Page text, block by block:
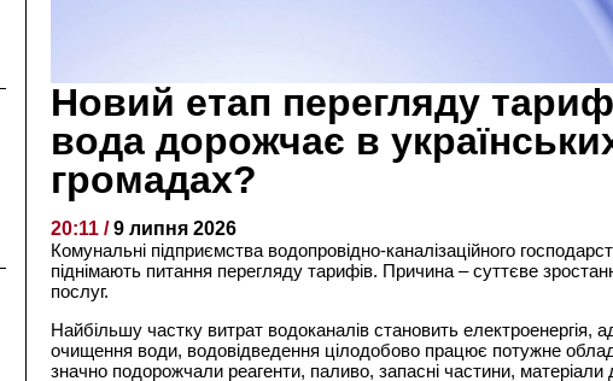
Новий етап перегляду
вода дорожчає в
громадах?
20:11 / 9 липня 2026
Комунальні підприємства водопровідно-каналізаційного
піднімають питання перегляду тарифів. Причина – суттєве
послуг.
Найбільшу частку витрат водоканалів становить електроенергія,
очищення води, водовідведення цілодобово працює потужне
значно подорожчали реагенти, паливо, запасні частини, матеріали